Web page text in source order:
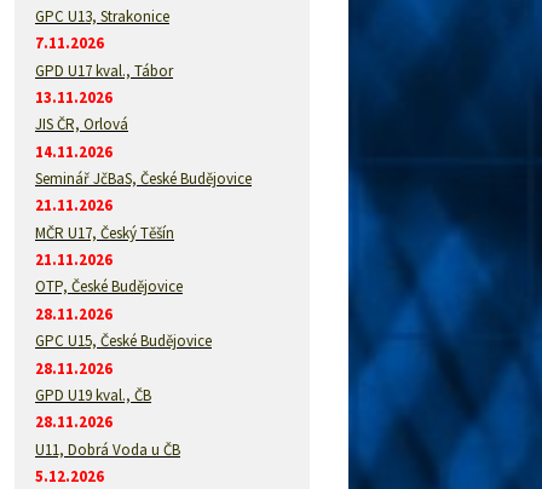
GPC U13, Strakonice
7.11.2026
GPD U17 kval., Tábor
13.11.2026
JIS ČR, Orlová
14.11.2026
Seminář JčBaS, České Budějovice
21.11.2026
MČR U17, Český Těšín
21.11.2026
OTP, České Budějovice
28.11.2026
GPC U15, České Budějovice
28.11.2026
GPD U19 kval., ČB
28.11.2026
U11, Dobrá Voda u ČB
5.12.2026